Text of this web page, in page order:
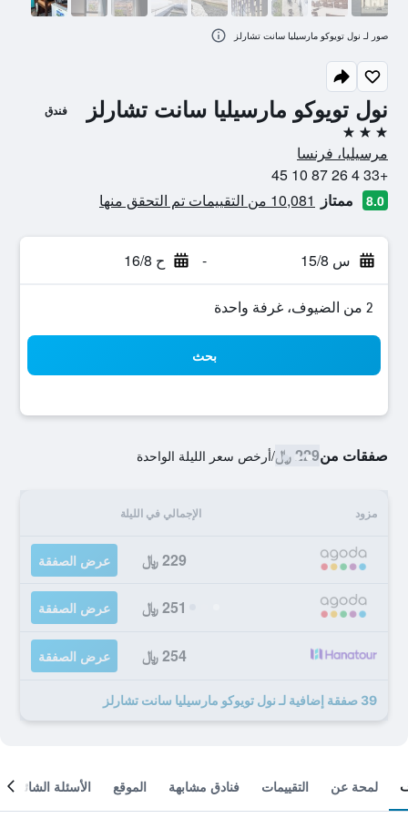
نول تويوكو مارسيليا سانت تشارلز فندق
3 نجوم
مرسيليا، فرنسا
+33 4 26 87 10 45
8.0 ممتاز 10,081 من التقييمات تم التحقق منها
س 15/8 - ح 16/8
2 من الضيوف، غرفة واحدة
بحث
صفقات من229 ﷼ /أرخص سعر الليلة الواحدة
مزود الإجمالي في الليلة
229 ﷼ عرض الصفقة
251 ﷼ عرض الصفقة
254 ﷼ عرض الصفقة
39 صفقة إضافية لـ نول تويوكو مارسيليا سانت تشارلز
صور لـ نول تويوكو مارسيليا سانت تشارلز
لمحة عن التقييمات فنادق مشابهة الموقع الأسئلة الشائعة